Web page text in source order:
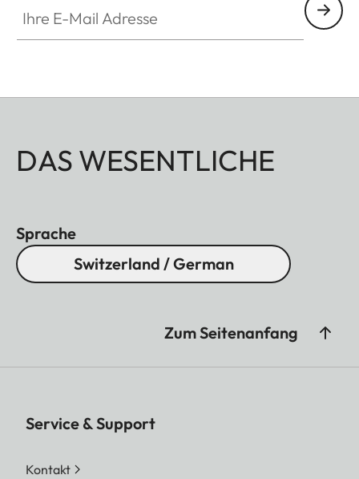
DAS WESENTLICHE
Sprache
Switzerland / German
Zum Seitenanfang
Service & Support
Kontakt